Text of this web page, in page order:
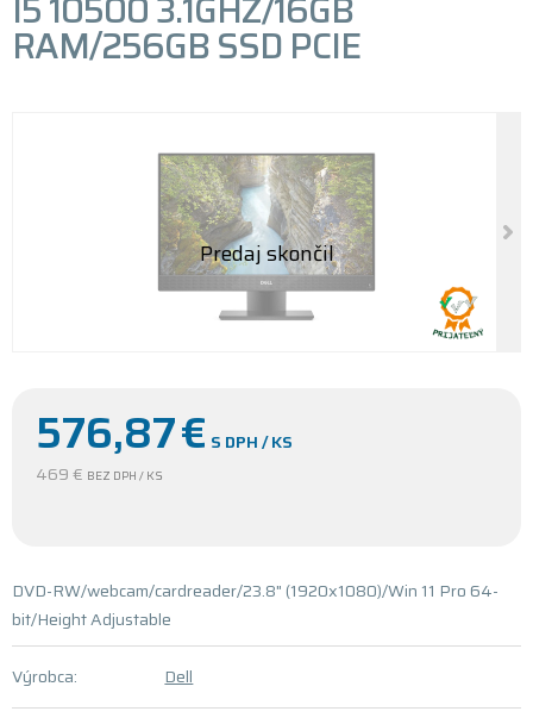
RAM/256GB SSD PCIE
576,87€ S DPH / KS
469 € BEZ DPH / KS
DVD-RW/webcam/cardreader/23.8" (1920x1080)/Win 11 Pro 64-
bit/Height Adjustable
Výrobca: Dell